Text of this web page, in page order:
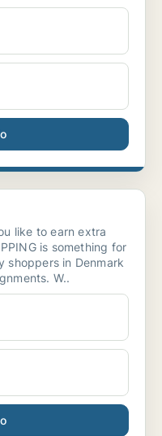
like to earn extra
is something for
shoppers in Denmark
W..